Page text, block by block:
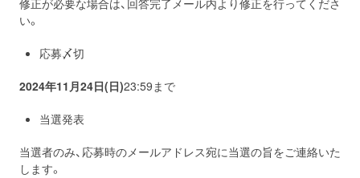
修正が必要な場合は、回答完了メール内より修正を行ってくださ
い。
応募〆切
2024年11月24日(日)23:59まで
当選発表
当選者のみ、応募時のメールアドレス宛に当選の旨をご連絡いた
します。